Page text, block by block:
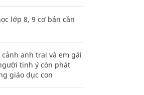
lớp 8, 9 cơ bản cần
anh trai và em gái
tinh ý còn phát
giáo dục con